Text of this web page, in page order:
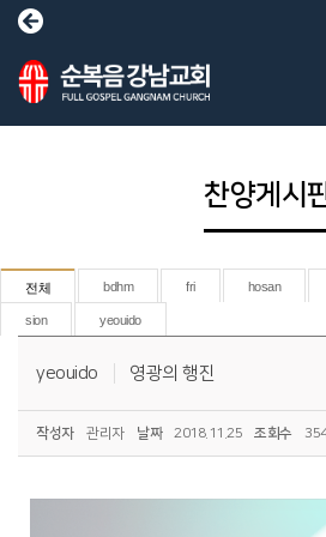
찬양게시
전체 bdhm fri hosan
sion yeouido
yeouido 영광의 행진
작성자 관리자 날짜 2018.11.25 조회수